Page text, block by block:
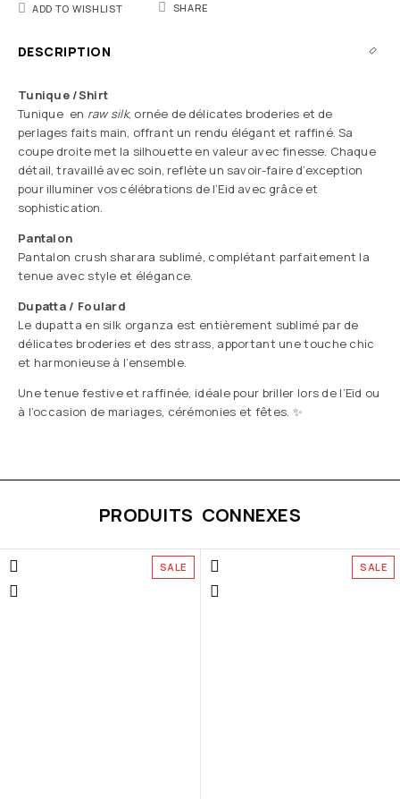
ADD TO WISHLIST SHARE
DESCRIPTION
Tunique /Shirt
Tunique en raw silk, ornée de délicates broderies et de
perlages faits main, offrant un rendu élégant et raffiné. Sa
coupe droite met la silhouette en valeur avec finesse. Chaque
détail, travaillé avec soin, reflète un savoir-faire d’exception
pour illuminer vos célébrations de l’Eid avec grâce et
sophistication.
Pantalon
Pantalon crush sharara sublimé, complétant parfaitement la
tenue avec style et élégance.
Dupatta / Foulard
Le dupatta en silk organza est entièrement sublimé par de
délicates broderies et des strass, apportant une touche chic
et harmonieuse à l’ensemble.
Une tenue festive et raffinée, idéale pour briller lors de l’Eid ou
à l’occasion de mariages, cérémonies et fêtes. ✨
PRODUITS CONNEXES
SALE SALE